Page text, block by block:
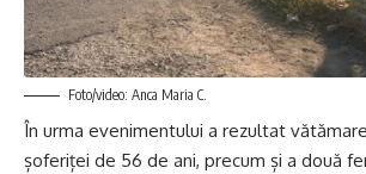
Foto/video: Anca Maria C.
În urma evenimentului a rezultat
șoferiței de 56 de ani, precum și a două